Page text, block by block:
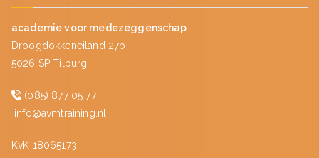
academie voor medezeggenschap
Droogdokkeneiland 27b
5026 SP Tilburg
(085) 877 05 77
info@avmtraining.nl
KvK 18065173